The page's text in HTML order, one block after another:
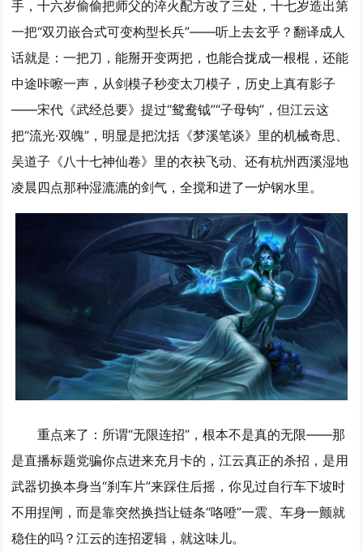
手，十六岁偷偷把师父的淬火配方改了三处，十七岁造出第
一把“双刃嵌合式可变构型长兵”——听上去玄乎？翻译成人
话就是：一把刀，能掰开变两把，也能合拢成一根棍，还能
中途咔嚓一声，从剑模子秒变太刀模子，历史上真有影子
——宋代《武经总要》提过“鸳鸯钺”“子母钩”，但江云这
把“流光·双魄”，明显是把沈括《梦溪笔谈》里的机械奇思、
吴道子《八十七神仙卷》里的衣袂飞动、还有杭州西溪湿地
凌晨四点那种湿漉漉的剑气，全搅和进了一炉钢水里。
重点来了：所谓“无限连招”，根本不是真的无限——那
是直播标题党骗你点进来充月卡的，江云真正的杀招，是用
武器切换本身当“刹车片”来踩住后摇 ，你见过自行车下坡时
不用捏闸，而是靠突然换挡让链条“咯噔”一震、车身一颤就
稳住的吗？江云的连招逻辑，就这味儿。